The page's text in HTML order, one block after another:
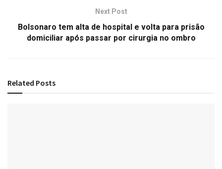
Next Post
Bolsonaro tem alta de hospital e volta para prisão
domiciliar após passar por cirurgia no ombro
Related Posts